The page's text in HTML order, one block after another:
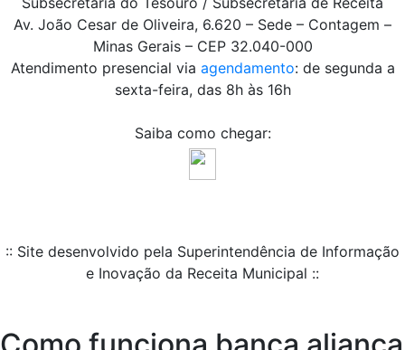
Av. João Cesar de Oliveira, 6.620 – Sede – Contagem –
Minas Gerais – CEP 32.040-000
Atendimento presencial via agendamento: de segunda a
sexta-feira, das 8h às 16h
Saiba como chegar:
:: Site desenvolvido pela Superintendência de Informação
e Inovação da Receita Municipal ::